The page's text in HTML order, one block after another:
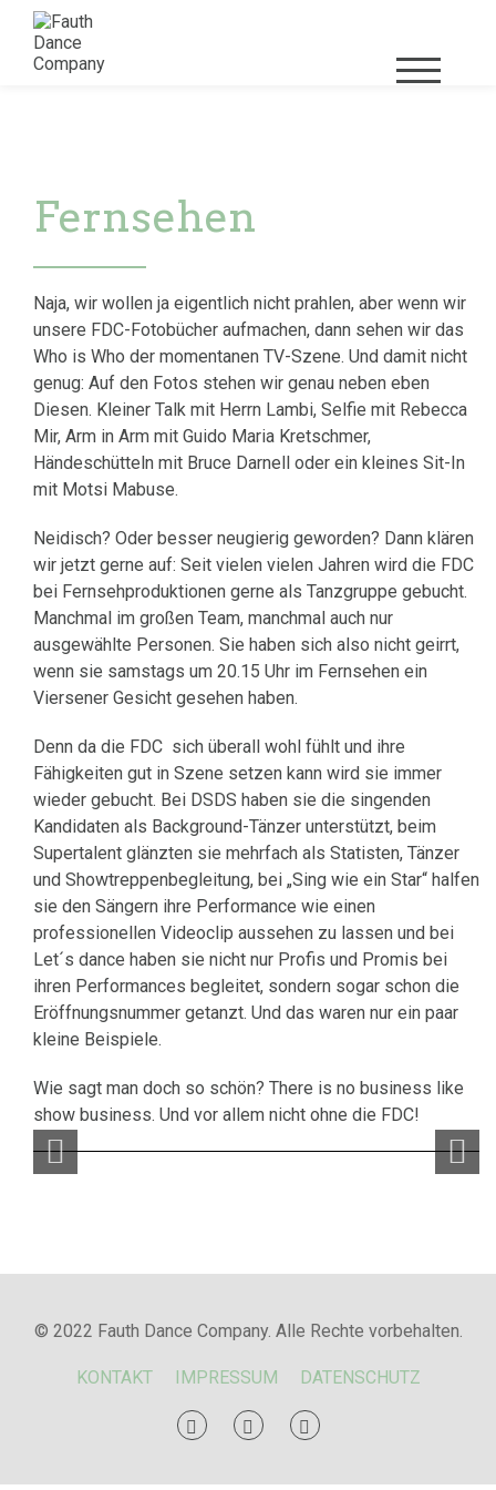
Fernsehen
Naja, wir wollen ja eigentlich nicht prahlen, aber wenn wir
unsere FDC-Fotobücher aufmachen, dann sehen wir das
Who is Who der momentanen TV-Szene. Und damit nicht
genug: Auf den Fotos stehen wir genau neben eben
Diesen. Kleiner Talk mit Herrn Lambi, Selfie mit Rebecca
Mir, Arm in Arm mit Guido Maria Kretschmer,
Händeschütteln mit Bruce Darnell oder ein kleines Sit-In
mit Motsi Mabuse.
Neidisch? Oder besser neugierig geworden? Dann klären
wir jetzt gerne auf: Seit vielen vielen Jahren wird die FDC
bei Fernsehproduktionen gerne als Tanzgruppe gebucht.
Manchmal im großen Team, manchmal auch nur
ausgewählte Personen. Sie haben sich also nicht geirrt,
wenn sie samstags um 20.15 Uhr im Fernsehen ein
Viersener Gesicht gesehen haben.
Denn da die FDC sich überall wohl fühlt und ihre
Fähigkeiten gut in Szene setzen kann wird sie immer
wieder gebucht. Bei DSDS haben sie die singenden
Kandidaten als Background-Tänzer unterstützt, beim
Supertalent glänzten sie mehrfach als Statisten, Tänzer
und Showtreppenbegleitung, bei „Sing wie ein Star“ halfen
sie den Sängern ihre Performance wie einen
professionellen Videoclip aussehen zu lassen und bei
Let´s dance haben sie nicht nur Profis und Promis bei
ihren Performances begleitet, sondern sogar schon die
Eröffnungsnummer getanzt. Und das waren nur ein paar
kleine Beispiele.
Wie sagt man doch so schön? There is no business like
show business. Und vor allem nicht ohne die FDC!
© 2022 Fauth Dance Company. Alle Rechte vorbehalten.
KONTAKT IMPRESSUM DATENSCHUTZ